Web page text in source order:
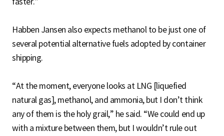
Habben Jansen also expects methanol to be just one of
several potential alternative fuels adopted by container
shipping.
“At the moment, everyone looks at LNG [liquefied
natural gas], methanol, and ammonia, but I don’t think
any of them is the holy grail,” he said. “We could end up
with a mixture between them, but I wouldn’t rule out